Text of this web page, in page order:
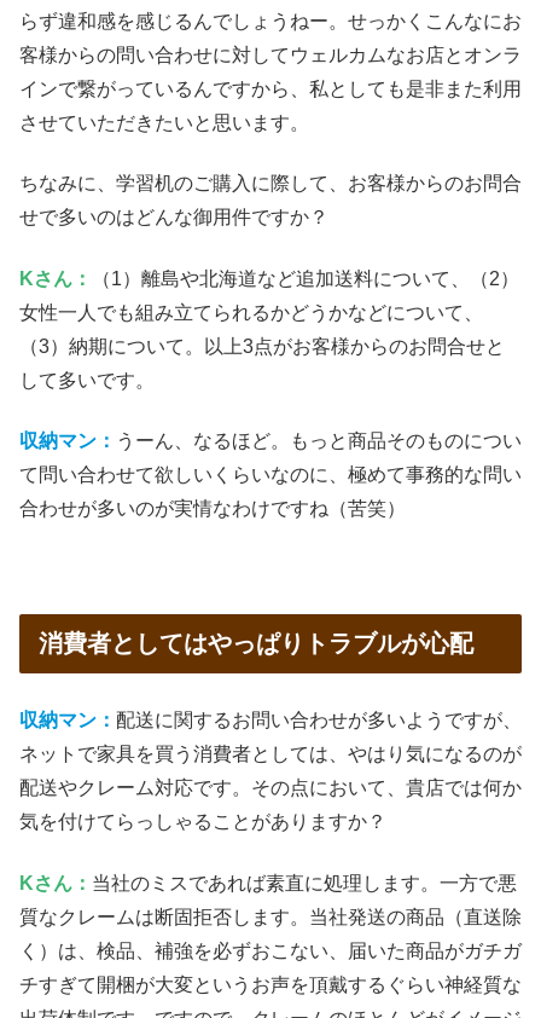
らず違和感を感じるんでしょうねー。せっかくこんなにお
客様からの問い合わせに対してウェルカムなお店とオンラ
インで繋がっているんですから、私としても是非また利用
させていただきたいと思います。
ちなみに、学習机のご購入に際して、お客様からのお問合
せで多いのはどんな御用件ですか？
Kさん：
（1）離島や北海道など追加送料について、（2）
女性一人でも組み立てられるかどうかなどについて、
（3）納期について。以上3点がお客様からのお問合せと
して多いです。
収納マン： うーん、なるほど。もっと商品そのものについ
て問い合わせて欲しいくらいなのに、極めて事務的な問い
合わせが多いのが実情なわけですね（苦笑）
消費者としてはやっぱりトラブルが心配
収納マン： 配送に関するお問い合わせが多いようですが、
ネットで家具を買う消費者としては、やはり気になるのが
配送やクレーム対応です。その点において、貴店では何か
気を付けてらっしゃることがありますか？
Kさん： 当社のミスであれば素直に処理します。一方で悪
質なクレームは断固拒否します。当社発送の商品（直送除
く）は、検品、補強を必ずおこない、届いた商品がガチガ
チすぎて開梱が大変というお声を頂戴するぐらい神経質な